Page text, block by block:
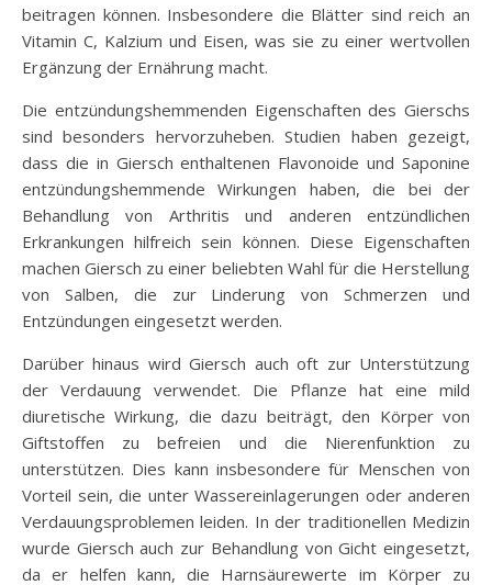
beitragen können. Insbesondere die Blätter sind reich an
Vitamin C, Kalzium und Eisen, was sie zu einer wertvollen
Ergänzung der Ernährung macht.
Die entzündungshemmenden Eigenschaften des Gierschs
sind besonders hervorzuheben. Studien haben gezeigt,
dass die in Giersch enthaltenen Flavonoide und Saponine
entzündungshemmende Wirkungen haben, die bei der
Behandlung von Arthritis und anderen entzündlichen
Erkrankungen hilfreich sein können. Diese Eigenschaften
machen Giersch zu einer beliebten Wahl für die Herstellung
von Salben, die zur Linderung von Schmerzen und
Entzündungen eingesetzt werden.
Darüber hinaus wird Giersch auch oft zur Unterstützung
der Verdauung verwendet. Die Pflanze hat eine mild
diuretische Wirkung, die dazu beiträgt, den Körper von
Giftstoffen zu befreien und die Nierenfunktion zu
unterstützen. Dies kann insbesondere für Menschen von
Vorteil sein, die unter Wassereinlagerungen oder anderen
Verdauungsproblemen leiden. In der traditionellen Medizin
wurde Giersch auch zur Behandlung von Gicht eingesetzt,
da er helfen kann, die Harnsäurewerte im Körper zu